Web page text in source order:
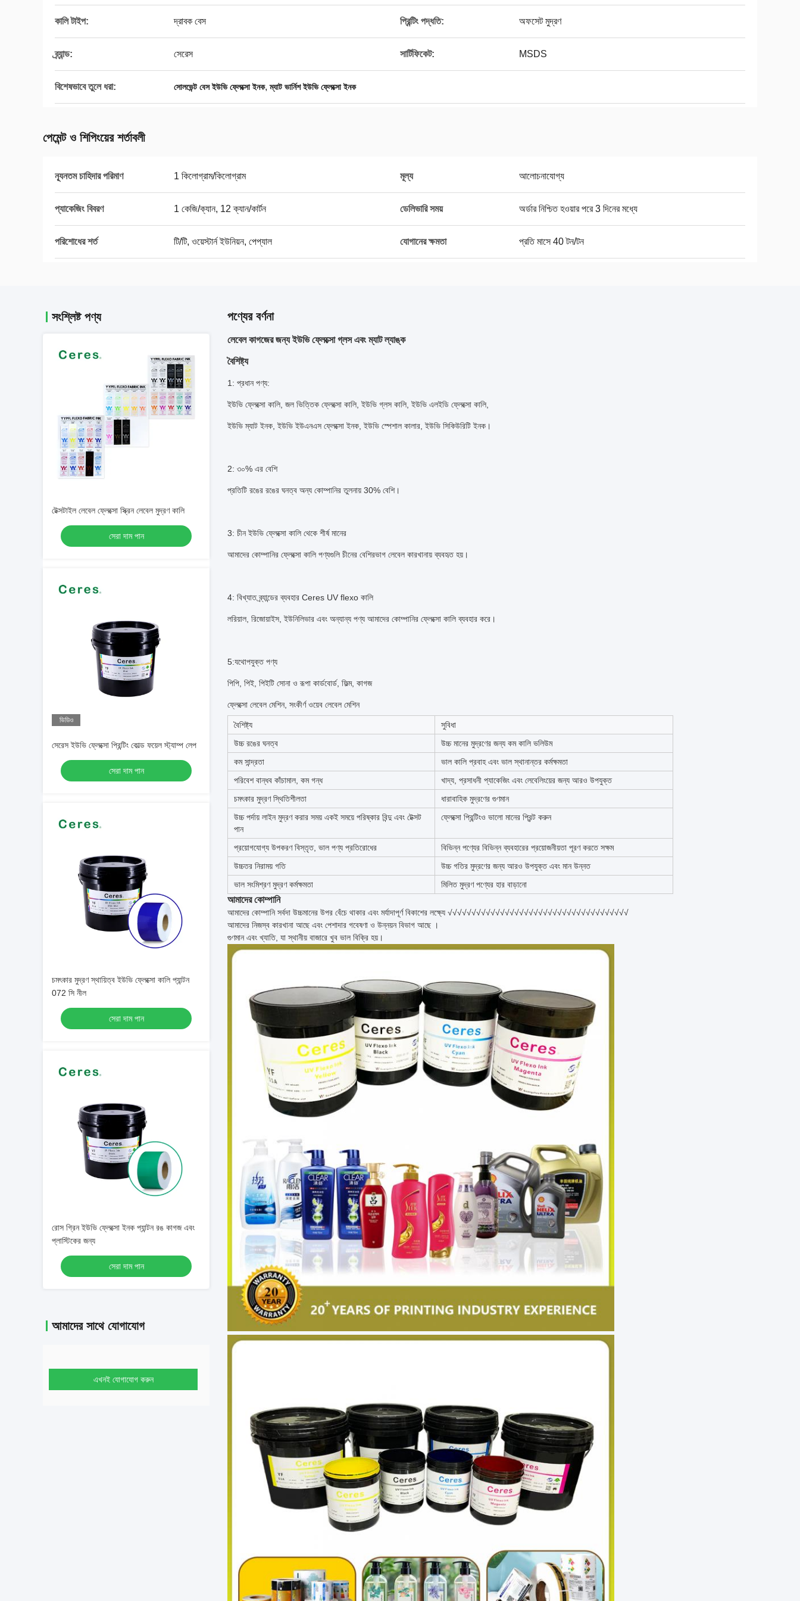
কালি টাইপ: দ্রাবক বেস প্রিন্টিং পদ্ধতি: অফসেট মুদ্রণ
ব্র্যান্ড: সেরেস সার্টিফিকেট: MSDS
বিশেষভাবে তুলে ধরা: সোলভেন্ট বেস ইউভি ফ্লেক্সো ইনক,ম্যাট ভার্নিশ ইউভি ফ্লেক্সো ইনক
পেমেন্ট ও শিপিংয়ের শর্তাবলী
ন্যূনতম চাহিদার পরিমাণ 1 কিলোগ্রাম/কিলোগ্রাম মূল্য আলোচনাযোগ্য
প্যাকেজিং বিবরণ 1 কেজি/ক্যান, 12 ক্যান/কার্টন ডেলিভারি সময় অর্ডার নিশ্চিত হওয়ার পরে 3 দিনের মধ্যে
পরিশোধের শর্ত টি/টি, ওয়েস্টার্ন ইউনিয়ন, পেপ্যাল যোগানের ক্ষমতা প্রতি মাসে 40 টন/টন
সংশ্লিষ্ট পণ্য
টেক্সটাইল লেবেল ফ্লেক্সো স্ক্রিন লেবেল মুদ্রণ কালি
সেরা দাম পান
ভিডিও
সেরেস ইউভি ফ্লেক্সো প্রিন্টিং কোল্ড ফয়েল স্ট্যাম্প লেপ
সেরা দাম পান
চমৎকার মুদ্রণ স্থায়িত্ব ইউভি ফ্লেক্সো কালি প্যান্টন
072 সি নীল
সেরা দাম পান
রোস গ্রিন ইউভি ফ্লেক্সো ইনক প্যান্টন রঙ কাগজ এবং
প্লাস্টিকের জন্য
সেরা দাম পান
আমাদের সাথে যোগাযোগ
এখনই যোগাযোগ করুন
পণ্যের বর্ণনা
লেবেল কাগজের জন্য ইউভি ফ্লেক্সো গ্লস এবং ম্যাট ল্যাঙ্ক
বৈশিষ্ট্য
1: প্রধান পণ্য:
ইউভি ফ্লেক্সো কালি, জল ভিত্তিক ফ্লেক্সো কালি, ইউভি গ্লস কালি, ইউভি এলইডি ফ্লেক্সো কালি,
ইউভি ম্যাট ইনক, ইউভি ইউএনএস ফ্লেক্সো ইনক, ইউভি স্পেশাল কালার, ইউভি সিকিউরিটি ইনক।
2: ৩০% এর বেশি
প্রতিটি রঙের রঙের ঘনত্ব অন্য কোম্পানির তুলনায় 30% বেশি।
3: চীন ইউভি ফ্লেক্সো কালি থেকে শীর্ষ মানের
আমাদের কোম্পানির ফ্লেক্সো কালি পণ্যগুলি চীনের বেশিরভাগ লেবেল কারখানায় ব্যবহৃত হয়।
4: বিখ্যাত ব্র্যান্ডের ব্যবহার Ceres UV flexo কালি
লরিয়াল, রিজোয়াইস, ইউনিলিভার এবং অন্যান্য পণ্য আমাদের কোম্পানির ফ্লেক্সো কালি ব্যবহার করে।
5:যথোপযুক্ত পণ্য
পিপি, পিই, পিইটি সোনা ও রূপা কার্ডবোর্ড, ফিল্ম, কাগজ
ফ্লেক্সো লেবেল মেশিন, সংকীর্ণ ওয়েব লেবেল মেশিন
বৈশিষ্ট্য
সুবিধা
উচ্চ রঙের ঘনত্ব
উচ্চ মানের মুদ্রণের জন্য কম কালি ভলিউম
কম সান্দ্রতা
ভাল কালি প্রবাহ এবং ভাল স্থানান্তর কর্মক্ষমতা
পরিবেশ বান্ধব কাঁচামাল, কম গন্ধ
খাদ্য, প্রসাধনী প্যাকেজিং এবং লেবেলিংয়ের জন্য আরও উপযুক্ত
চমৎকার মুদ্রণ স্থিতিশীলতা
ধারাবাহিক মুদ্রণের গুণমান
উচ্চ পর্দায় লাইন মুদ্রণ করার সময় একই সময়ে পরিষ্কার বিন্দু এবং টেক্সট
পান
ফ্লেক্সো প্রিন্টিংও ভালো মানের প্রিন্ট করুন
প্রয়োগযোগ্য উপকরণ বিস্তৃত, ভাল পণ্য প্রতিরোধের
বিভিন্ন পণ্যের বিভিন্ন ব্যবহারের প্রয়োজনীয়তা পূরণ করতে সক্ষম
উচ্চতর নিরাময় গতি
উচ্চ গতির মুদ্রণের জন্য আরও উপযুক্ত এবং মান উন্নত
ভাল সংমিশ্রণ মুদ্রণ কর্মক্ষমতা
মিলিত মুদ্রণ পণ্যের হার বাড়ানো
আমাদের কোম্পানি
আমাদের কোম্পানি সর্বদা উচ্চমানের উপর বেঁচে থাকার এবং মর্যাদাপূর্ণ বিকাশের লক্ষ্যে √√√√√√√√√√√√√√√√√√√√√√√√√√√√√√√√√√√√√√
আমাদের নিজস্ব কারখানা আছে এবং পেশাদার গবেষণা ও উন্নয়ন বিভাগ আছে ।
গুণমান এবং খ্যাতি, যা স্থানীয় বাজারে খুব ভাল বিক্রি হয়।